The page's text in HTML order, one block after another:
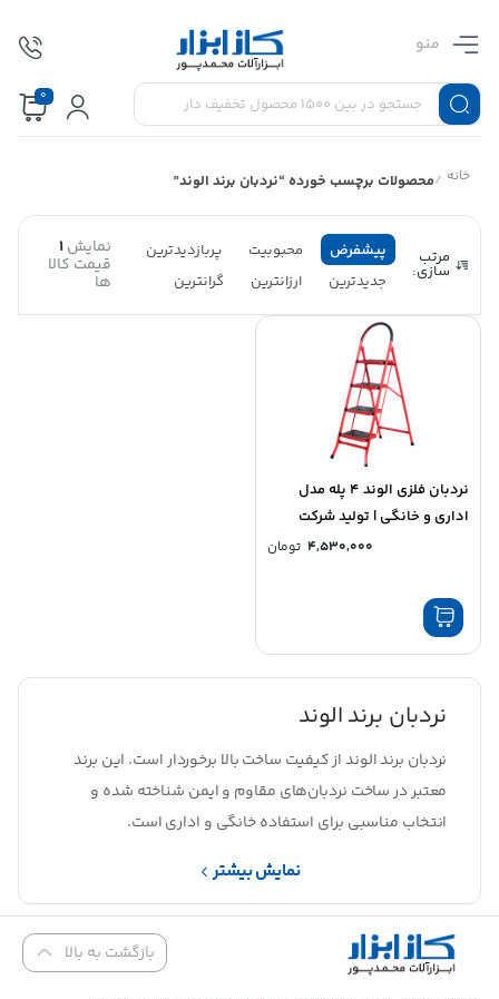
منو
0
خانه /محصولات برچسب خورده “نردبان برند الوند”
مرتب
سازی:
پیشفرض محبوبیت
پربازدیدترین
جدیدترین
ارزانترین گرانترین
نمایش1
قیمت کالا
ها
نردبان فلزی الوند 4 پله مدل
اداری و خانگی | تولید شرکت
4,530,000 تومان
نردبان برند الوند
نردبان برند الوند از کیفیت ساخت بالا برخوردار است. این برند
معتبر در ساخت نردبان‌های مقاوم و ایمن شناخته شده و
انتخاب مناسبی برای استفاده خانگی و اداری است.
نمایش بیشتر
بازگشت به بالا